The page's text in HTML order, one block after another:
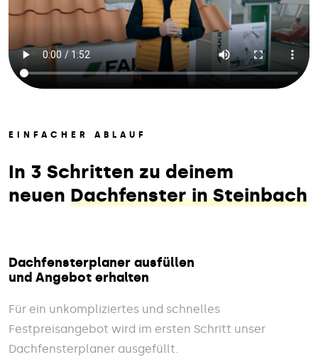
EINFACHER ABLAUF
In 3 Schritten zu deinem
neuen Dachfenster in Steinbach
Dachfensterplaner ausfüllen
und Angebot erhalten
Für ein unkompliziertes und schnelles
Festpreisangebot wird im ersten Schritt unser
Dachfensterplaner ausgefüllt.